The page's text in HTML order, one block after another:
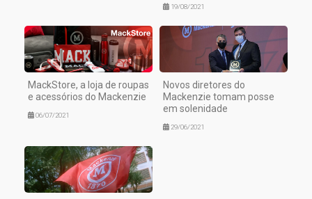
19/08/2021
MackStore, a loja de roupas
e acessórios do Mackenzie
06/07/2021
Novos diretores do
Mackenzie tomam posse
em solenidade
29/06/2021